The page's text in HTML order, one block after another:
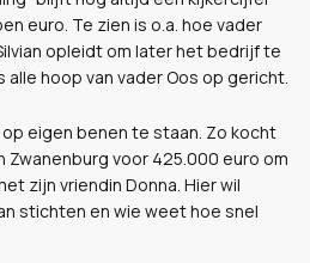
euro. Te zien is o.a. hoe vader
opleidt om later het bedrijf te
alle hoop van vader Oos op gericht.
eigen benen te staan. Zo kocht
Zwanenburg voor 425.000 euro om
zijn vriendin Donna. Hier wil
stichten en wie weet hoe snel